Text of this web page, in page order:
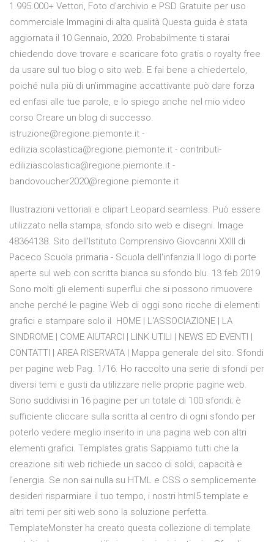
1.995.000+ Vettori, Foto d'archivio e PSD Gratuite per uso
commerciale Immagini di alta qualità Questa guida è stata
aggiornata il 10 Gennaio, 2020. Probabilmente ti starai
chiedendo dove trovare e scaricare foto gratis o royalty free
da usare sul tuo blog o sito web. E fai bene a chiedertelo,
poiché nulla più di un’immagine accattivante può dare forza
ed enfasi alle tue parole, e lo spiego anche nel mio video
corso Creare un blog di successo.
istruzione@regione.piemonte.it -
edilizia.scolastica@regione.piemonte.it - contributi-
ediliziascolastica@regione.piemonte.it -
bandovoucher2020@regione.piemonte.it
Illustrazioni vettoriali e clipart Leopard seamless. Può essere
utilizzato nella stampa, sfondo sito web e disegni. Image
48364138. Sito dell'Istituto Comprensivo Giovcanni XXIII di
Paceco Scuola primaria - Scuola dell'infanzia Il logo di porte
aperte sul web con scritta bianca su sfondo blu. 13 feb 2019
Sono molti gli elementi superflui che si possono rimuovere
anche perché le pagine Web di oggi sono ricche di elementi
grafici e stampare solo il HOME | L'ASSOCIAZIONE | LA
SINDROME | COME AIUTARCI | LINK UTILI | NEWS ED EVENTI |
CONTATTI | AREA RISERVATA | Mappa generale del sito. Sfondi
per pagine web Pag. 1/16. Ho raccolto una serie di sfondi per
diversi temi e gusti da utilizzare nelle proprie pagine web.
Sono suddivisi in 16 pagine per un totale di 100 sfondi; è
sufficiente cliccare sulla scritta al centro di ogni sfondo per
poterlo vedere meglio inserito in una pagina web con altri
elementi grafici. Templates gratis Sappiamo tutti che la
creazione siti web richiede un sacco di soldi, capacità e
l'energia. Se non sai nulla su HTML e CSS o semplicemente
desideri risparmiare il tuo tempo, i nostri html5 template e
altri temi per siti web sono la soluzione perfetta.
TemplateMonster ha creato questa collezione di template